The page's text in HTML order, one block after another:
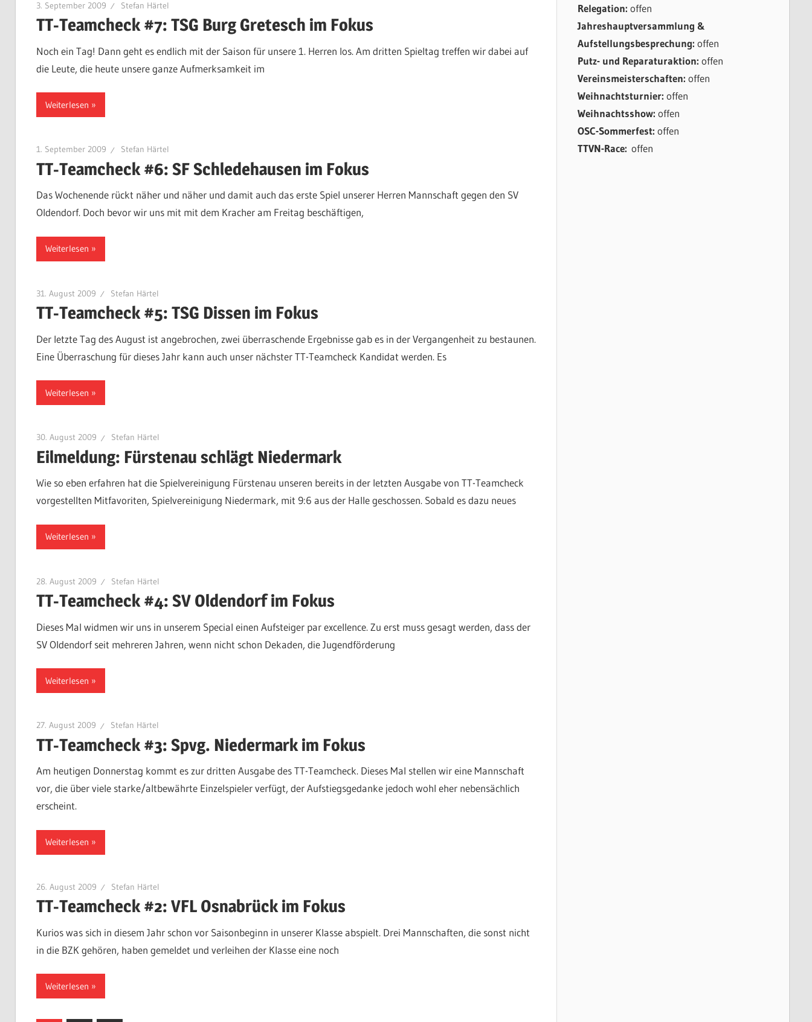
3. September 2009 Stefan Härtel
TT-Teamcheck #7: TSG Burg Gretesch im Fokus
Noch ein Tag! Dann geht es endlich mit der Saison für unsere 1. Herren los. Am dritten Spieltag treffen wir dabei auf
die Leute, die heute unsere ganze Aufmerksamkeit im
Weiterlesen
1. September 2009 Stefan Härtel
TT-Teamcheck #6: SF Schledehausen im Fokus
Das Wochenende rückt näher und näher und damit auch das erste Spiel unserer Herren Mannschaft gegen den SV
Oldendorf. Doch bevor wir uns mit mit dem Kracher am Freitag beschäftigen,
Weiterlesen
31. August 2009 Stefan Härtel
TT-Teamcheck #5: TSG Dissen im Fokus
Der letzte Tag des August ist angebrochen, zwei überraschende Ergebnisse gab es in der Vergangenheit zu bestaunen.
Eine Überraschung für dieses Jahr kann auch unser nächster TT-Teamcheck Kandidat werden. Es
Weiterlesen
30. August 2009 Stefan Härtel
Eilmeldung: Fürstenau schlägt Niedermark
Wie so eben erfahren hat die Spielvereinigung Fürstenau unseren bereits in der letzten Ausgabe von TT-Teamcheck
vorgestellten Mitfavoriten, Spielvereinigung Niedermark, mit 9:6 aus der Halle geschossen. Sobald es dazu neues
Weiterlesen
28. August 2009 Stefan Härtel
TT-Teamcheck #4: SV Oldendorf im Fokus
Dieses Mal widmen wir uns in unserem Special einen Aufsteiger par excellence. Zu erst muss gesagt werden, dass der
SV Oldendorf seit mehreren Jahren, wenn nicht schon Dekaden, die Jugendförderung
Weiterlesen
27. August 2009 Stefan Härtel
TT-Teamcheck #3: Spvg. Niedermark im Fokus
Am heutigen Donnerstag kommt es zur dritten Ausgabe des TT-Teamcheck. Dieses Mal stellen wir eine Mannschaft
vor, die über viele starke/altbewährte Einzelspieler verfügt, der Aufstiegsgedanke jedoch wohl eher nebensächlich
erscheint.
Weiterlesen
26. August 2009 Stefan Härtel
TT-Teamcheck #2: VFL Osnabrück im Fokus
Kurios was sich in diesem Jahr schon vor Saisonbeginn in unserer Klasse abspielt. Drei Mannschaften, die sonst nicht
in die BZK gehören, haben gemeldet und verleihen der Klasse eine noch
Weiterlesen
Relegation: offen
Jahreshauptversammlung &
Aufstellungsbesprechung: offen
Putz- und Reparaturaktion: offen
Vereinsmeisterschaften: offen
Weihnachtsturnier: offen
Weihnachtsshow: offen
OSC-Sommerfest: offen
TTVN-Race: offen